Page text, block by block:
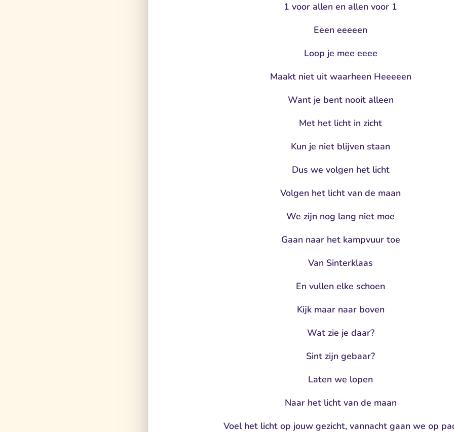
1 voor allen en allen voor 1
Eeen eeeeen
Loop je mee eeee
Maakt niet uit waarheen Heeeeen
Want je bent nooit alleen
Met het licht in zicht
Kun je niet blijven staan
Dus we volgen het licht
Volgen het licht van de maan
We zijn nog lang niet moe
Gaan naar het kampvuur toe
Van Sinterklaas
En vullen elke schoen
Kijk maar naar boven
Wat zie je daar?
Sint zijn gebaar?
Laten we lopen
Naar het licht van de maan
Voel het licht op jouw gezicht, vannacht gaan we op